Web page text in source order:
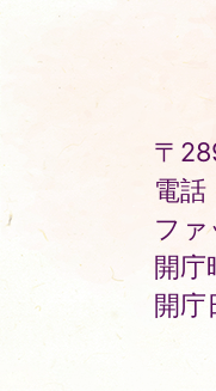
〒
電話
フ
開庁
開庁